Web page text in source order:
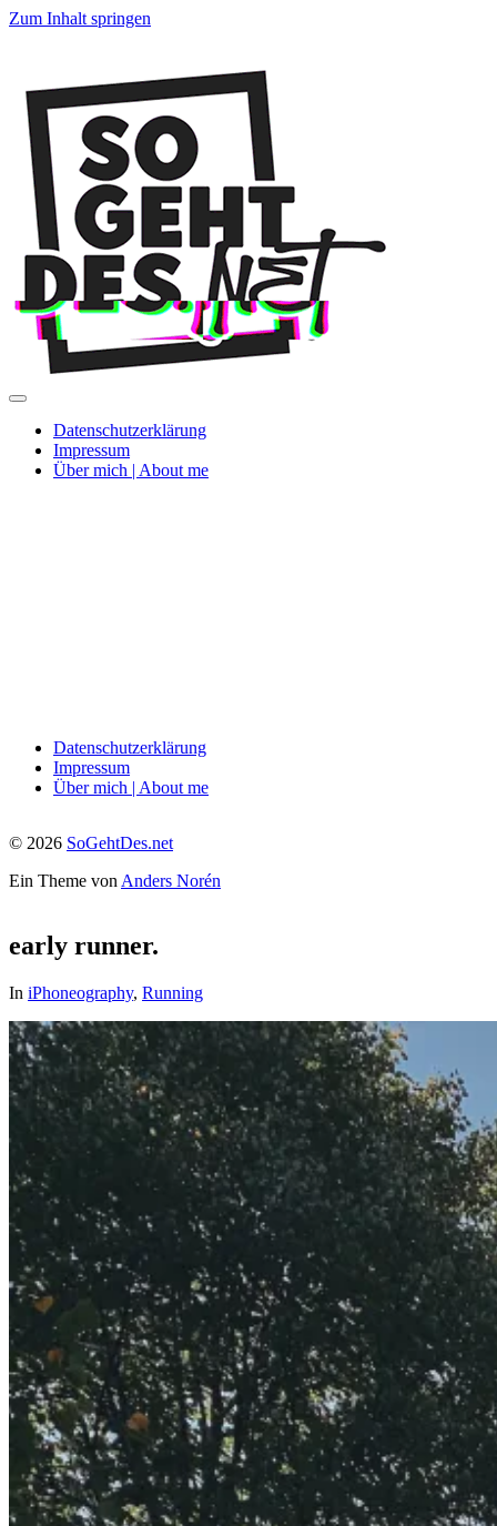
Zum Inhalt springen
Menü
umschaltenDatenschutzerklärung
Impressum
Über mich | About me
Datenschutzerklärung
Impressum
Über mich | About me
© 2026 SoGehtDes.net
Ein Theme von Anders Norén
early runner.
In iPhoneography, Running